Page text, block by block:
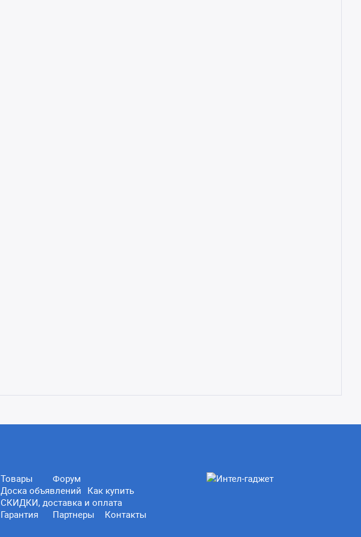
Товары
Форум
Доска объявлений Как купить
СКИДКИ, доставка и оплата
Гарантия
Партнеры Контакты